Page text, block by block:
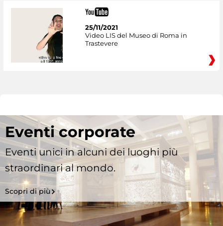
25/11/2021
Video LIS del Museo di Roma in
Trastevere
Eventi corporate
Eventi unici in alcuni dei luoghi più
straordinari al mondo.
Scopri di più